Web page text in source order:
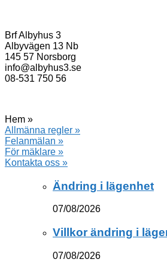
Brf Albyhus 3
Albyvägen 13 Nb
145 57 Norsborg
info@albyhus3.se
08-531 750 56
Hem »
Allmänna regler »
Felanmälan »
För mäklare »
Kontakta oss »
Ändring i lägenhet
07/08/2026
Villkor ändring i
07/08/2026